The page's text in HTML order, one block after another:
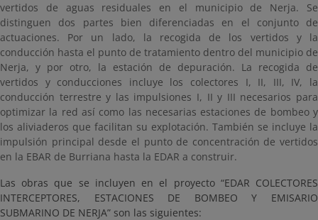
vertidos de aguas residuales en el municipio de Nerja. Se
distinguen dos partes bien diferenciadas en el conjunto de
actuaciones. Por un lado, la recogida de los vertidos y la
conducción hasta el punto de tratamiento dentro del municipio de
Nerja, y por otro, la estación de depuración. La recogida de
vertidos y conducciones incluye los colectores I, II, III, IV, la
conducción terrestre y las impulsiones I, II y III necesarios para
optimizar la red así como las necesarias estaciones de bombeo y
los aliviaderos que facilitan su explotación. También se incluye la
impulsión principal desde el punto de concentración de vertidos
en la EBAR de Burriana hasta la EDAR a construir.
Las obras que se incluyen en el proyecto “EDAR COLECTORES
INTERCEPTORES, ESTACIONES DE BOMBEO Y EMISARIO
SUBMARINO DE NERJA” son las siguientes: